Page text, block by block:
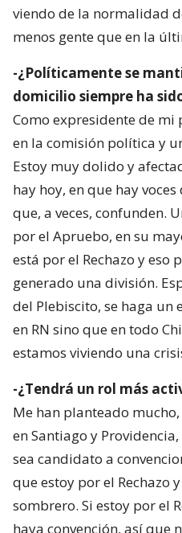
viendo de la normalidad
menos gente que en la
-¿Políticamente se
domicilio siempre ha
Como expresidente de
en la comisión política y
Estoy muy dolido y
hay hoy, en que hay
que, a veces, confunden.
por el Apruebo, en su
está por el Rechazo y eso
generado una división.
del Plebiscito, se haga un
en RN sino que en todo
estamos viviendo una
-¿Tendrá un rol más
Me han planteado
en Santiago y
sea candidato a
que estoy por el Rechazo
sombrero. Si estoy por el
haya convención, así que